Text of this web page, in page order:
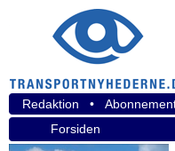
Redaktion •
Forsiden